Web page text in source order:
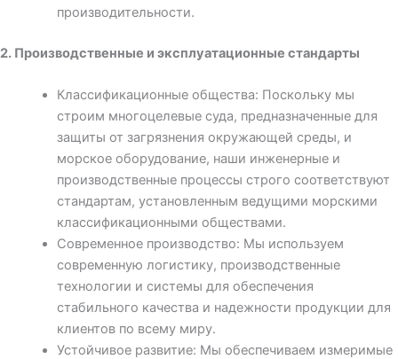
производительности.
2. Производственные и эксплуатационные стандарты
Классификационные общества: Поскольку мы
строим многоцелевые суда, предназначенные для
защиты от загрязнения окружающей среды, и
морское оборудование, наши инженерные и
производственные процессы строго соответствуют
стандартам, установленным ведущими морскими
классификационными обществами.
Современное производство: Мы используем
современную логистику, производственные
технологии и системы для обеспечения
стабильного качества и надежности продукции для
клиентов по всему миру.
Устойчивое развитие: Мы обеспечиваем измеримые